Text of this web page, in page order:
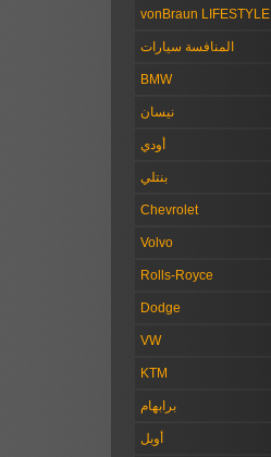
vonBraun LIFESTYLE
المنافسة سيارات
BMW
نيسان
أودي
بنتلي
Chevrolet
Volvo
Rolls-Royce
Dodge
VW
KTM
برابهام
أوبل